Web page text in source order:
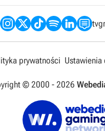
prywatności
© 2000 - 2026